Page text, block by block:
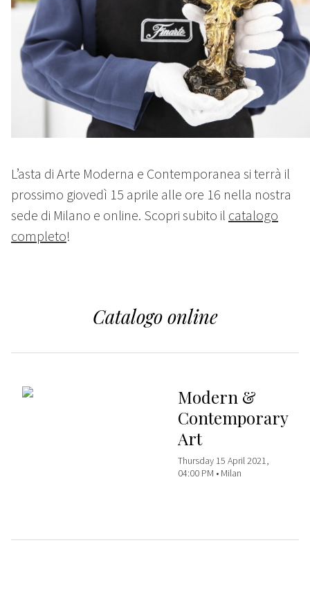
L’asta di Arte Moderna e Contemporanea si terrà il
prossimo giovedì 15 aprile alle ore 16 nella nostra
sede di Milano e online. Scopri subito il catalogo
completo!
Catalogo online
Modern &
Contemporary
Art
Thursday 15 April 2021,
04:00 PM • Milan